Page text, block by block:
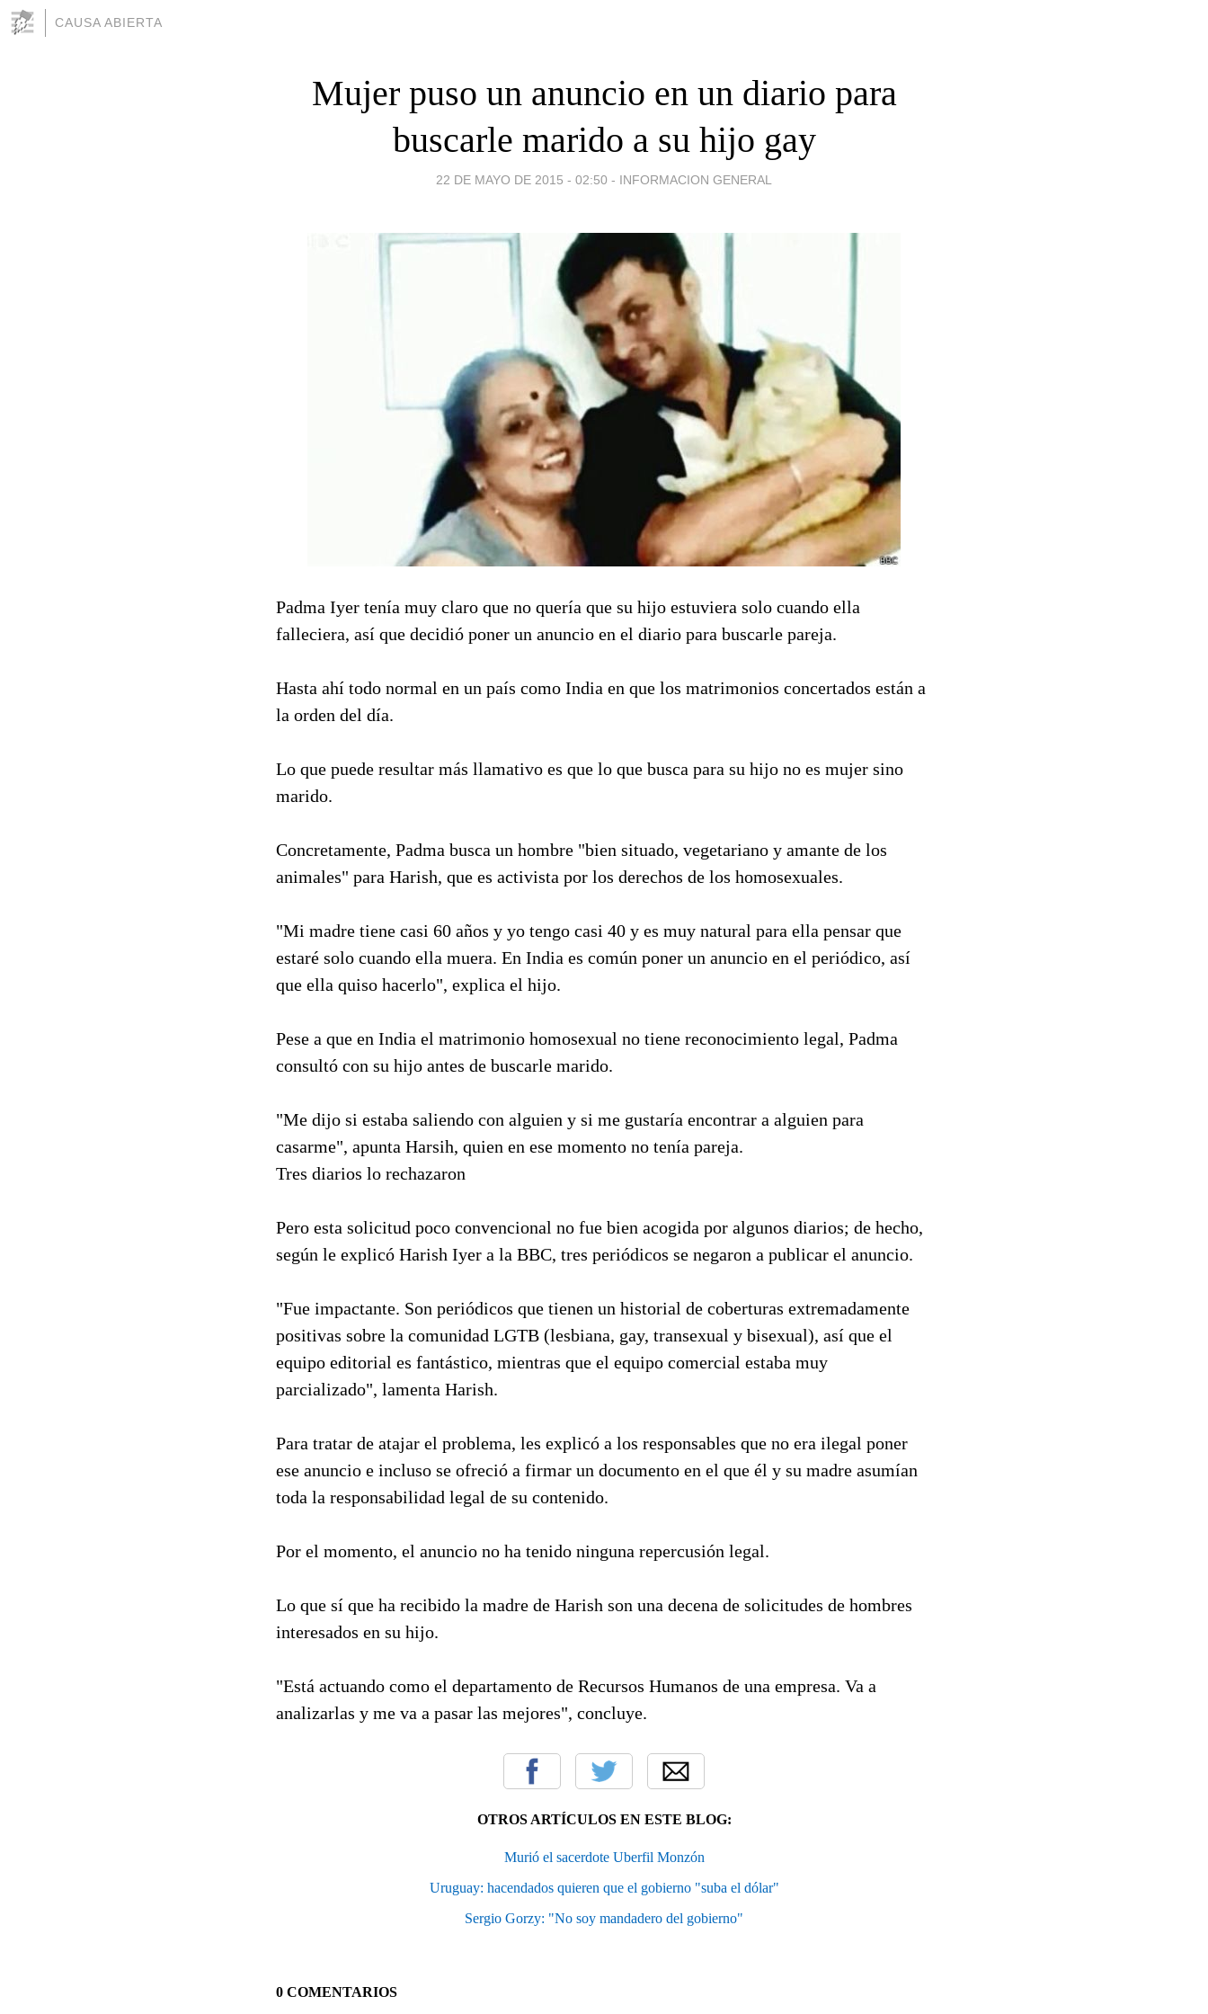
CAUSA ABIERTA
Mujer puso un anuncio en un diario para
buscarle marido a su hijo gay
22 DE MAYO DE 2015 - 02:50 - INFORMACION GENERAL
Padma Iyer tenía muy claro que no quería que su hijo estuviera solo cuando ella
falleciera, así que decidió poner un anuncio en el diario para buscarle pareja.
Hasta ahí todo normal en un país como India en que los matrimonios concertados están a
la orden del día.
Lo que puede resultar más llamativo es que lo que busca para su hijo no es mujer sino
marido.
Concretamente, Padma busca un hombre "bien situado, vegetariano y amante de los
animales" para Harish, que es activista por los derechos de los homosexuales.
"Mi madre tiene casi 60 años y yo tengo casi 40 y es muy natural para ella pensar que
estaré solo cuando ella muera. En India es común poner un anuncio en el periódico, así
que ella quiso hacerlo", explica el hijo.
Pese a que en India el matrimonio homosexual no tiene reconocimiento legal, Padma
consultó con su hijo antes de buscarle marido.
"Me dijo si estaba saliendo con alguien y si me gustaría encontrar a alguien para
casarme", apunta Harsih, quien en ese momento no tenía pareja.
Tres diarios lo rechazaron
Pero esta solicitud poco convencional no fue bien acogida por algunos diarios; de hecho,
según le explicó Harish Iyer a la BBC, tres periódicos se negaron a publicar el anuncio.
"Fue impactante. Son periódicos que tienen un historial de coberturas extremadamente
positivas sobre la comunidad LGTB (lesbiana, gay, transexual y bisexual), así que el
equipo editorial es fantástico, mientras que el equipo comercial estaba muy
parcializado", lamenta Harish.
Para tratar de atajar el problema, les explicó a los responsables que no era ilegal poner
ese anuncio e incluso se ofreció a firmar un documento en el que él y su madre asumían
toda la responsabilidad legal de su contenido.
Por el momento, el anuncio no ha tenido ninguna repercusión legal.
Lo que sí que ha recibido la madre de Harish son una decena de solicitudes de hombres
interesados en su hijo.
"Está actuando como el departamento de Recursos Humanos de una empresa. Va a
analizarlas y me va a pasar las mejores", concluye.
OTROS ARTÍCULOS EN ESTE BLOG:
Murió el sacerdote Uberfil Monzón
Uruguay: hacendados quieren que el gobierno "suba el dólar"
Sergio Gorzy: "No soy mandadero del gobierno"
0 COMENTARIOS